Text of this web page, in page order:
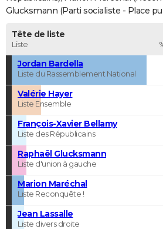
Glucksmann (Parti socialiste - Place
Tête de liste
Liste
Jordan Bardella
Liste du Rassemblement National
Valérie Hayer
Liste Ensemble
François-Xavier Bellamy
Liste des Républicains
Raphaël Glucksmann
Liste d'union à gauche
Marion Maréchal
Liste Reconquête !
Jean Lassalle
Liste divers droite